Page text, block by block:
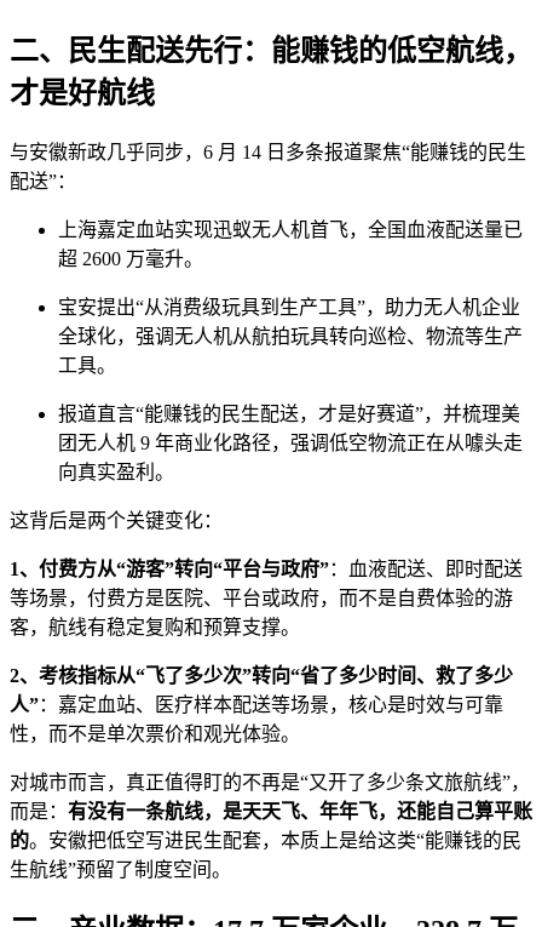
二、民生配送先行：能赚钱的低空航线，
才是好航线
与安徽新政几乎同步，6 月 14 日多条报道聚焦“能赚钱的民生
配送”：
上海嘉定血站实现迅蚁无人机首飞，全国血液配送量已
超 2600 万毫升。
宝安提出“从消费级玩具到生产工具”，助力无人机企业
全球化，强调无人机从航拍玩具转向巡检、物流等生产
工具。
报道直言“能赚钱的民生配送，才是好赛道”，并梳理美
团无人机 9 年商业化路径，强调低空物流正在从噱头走
向真实盈利。
这背后是两个关键变化：
1、付费方从“游客”转向“平台与政府”：血液配送、即时配送
等场景，付费方是医院、平台或政府，而不是自费体验的游
客，航线有稳定复购和预算支撑。
2、考核指标从“飞了多少次”转向“省了多少时间、救了多少
人”：嘉定血站、医疗样本配送等场景，核心是时效与可靠
性，而不是单次票价和观光体验。
对城市而言，真正值得盯的不再是“又开了多少条文旅航线”，
而是： 有没有一条航线，是天天飞、年年飞，还能自己算平账
的。安徽把低空写进民生配套，本质上是给这类“能赚钱的民
生航线”预留了制度空间。